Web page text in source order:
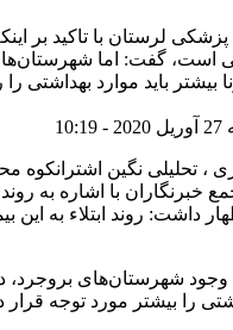
لرستان با تاکید بر اینکه
است، گفت: اما
بیشتر باید موارد بهداشتی
، تحلیلی نگین اشترانکوه
خبرنگاران با اشاره به روند
داشت: روند ابتلاء به این
وجود شهرستان‌های بروجرد،
را بیشتر مورد توجه قرار